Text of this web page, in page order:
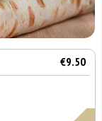
€9.50